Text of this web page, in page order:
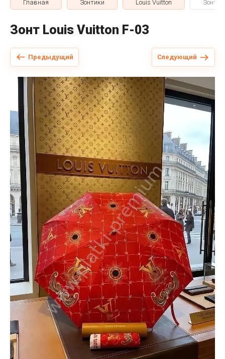
Главная Зонтики Louis Vuitton Зонт
Зонт Louis Vuitton F-03
Предыдущий Следующий